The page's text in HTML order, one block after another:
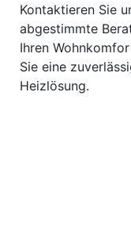
Kontaktieren Sie
abgestimmte
Ihren
Sie eine
Heizlösung.